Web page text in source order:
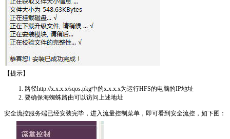
【提示】
路径http://x.x.x.x/sqos.pkg中的x.x.x.x为运行HFS的电脑的IP地址
要确保海蜘蛛路由可以访问上述地址
安全流控服务端已经安装完毕，进入流量控制菜单，即可看到安全流控，如下图：